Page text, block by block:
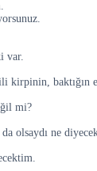
var.
kirpinin,
mi?
olsaydı ne